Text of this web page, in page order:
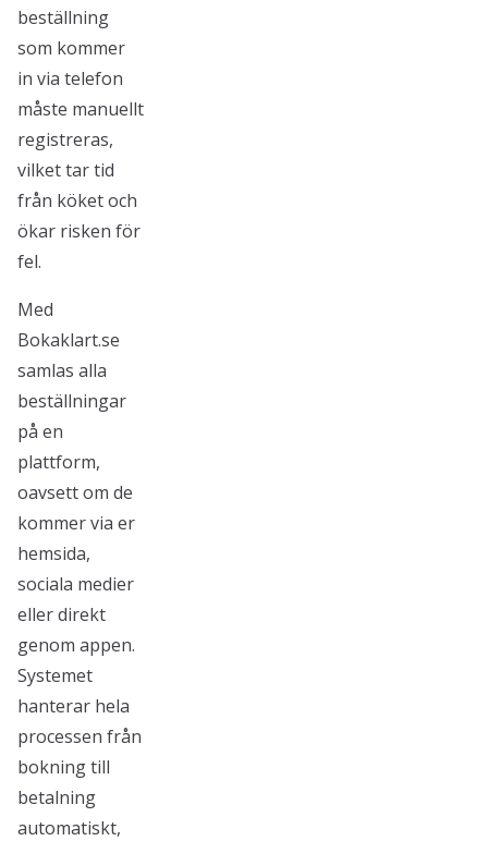
beställning
som kommer
in via telefon
måste manuellt
registreras,
vilket tar tid
från köket och
ökar risken för
fel.
Med
Bokaklart.se
samlas alla
beställningar
på en
plattform,
oavsett om de
kommer via er
hemsida,
sociala medier
eller direkt
genom appen.
Systemet
hanterar hela
processen från
bokning till
betalning
automatiskt,